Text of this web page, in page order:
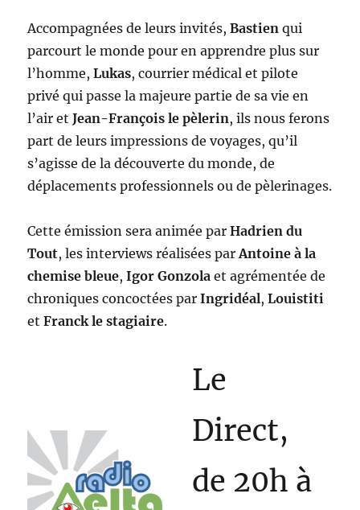
Accompagnées de leurs invités,Bastien qui
parcourt le monde pour en apprendre plus sur
l’homme,Lukas, courrier médical et pilote
privé qui passe la majeure partie de sa vie en
l’air etJean-François le pèlerin, ils nous ferons
part de leurs impressions de voyages, qu’il
s’agisse de la découverte du monde, de
déplacements professionnels ou de pèlerinages.
Cette émission sera animée parHadrien du
Tout, les interviews réalisées parAntoine à la
chemise bleue,Igor Gonzola et agrémentée de
chroniques concoctées parIngridéal,Louistiti
etFranck le stagiaire.
Le
Direct,
de 20h à